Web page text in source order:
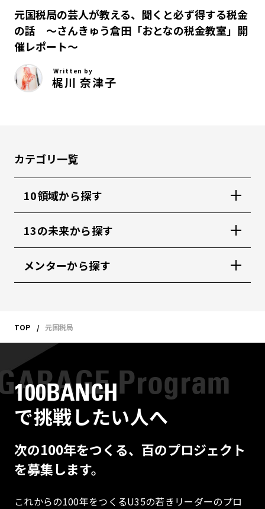
元国税局の芸人が教える、聞くと必ず得する税金
の話 ～さんきゅう倉田「おとなの税金教室」開
催レポート～
Written by
梶川 奈津子
カテゴリ一覧
10領域から探す
13の未来から探す
メンターから探す
TOP 元国税局
100BANCH
で挑戦したい人へ
次の100年をつくる、百のプロジェクト
を募集します。
これからの100年をつくるU35の若きリーダーのプロ